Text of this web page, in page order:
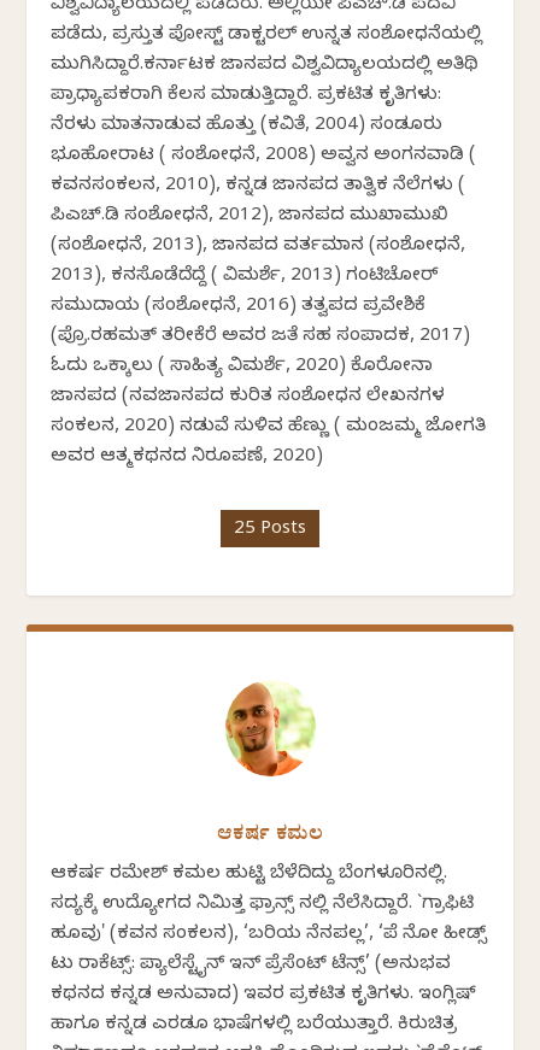
ವಿಶ್ವವಿದ್ಯಾಲಯದಲ್ಲಿ ಪಡೆದರು. ಅಲ್ಲಿಯೇ ಪಿಎಚ್.ಡಿ ಪದವಿ
ಪಡೆದು, ಪ್ರಸ್ತುತ ಪೋಸ್ಟ್ ಡಾಕ್ಟರಲ್ ಉನ್ನತ ಸಂಶೋಧನೆಯಲ್ಲಿ
ಮುಗಿಸಿದ್ದಾರೆ.ಕರ್ನಾಟಕ ಜಾನಪದ ವಿಶ್ವವಿದ್ಯಾಲಯದಲ್ಲಿ ಅತಿಥಿ
ಪ್ರಾಧ್ಯಾಪಕರಾಗಿ ಕೆಲಸ ಮಾಡುತ್ತಿದ್ದಾರೆ. ಪ್ರಕಟಿತ ಕೃತಿಗಳು:
ನೆರಳು ಮಾತನಾಡುವ ಹೊತ್ತು (ಕವಿತೆ, 2004) ಸಂಡೂರು
ಭೂಹೋರಾಟ ( ಸಂಶೋಧನೆ, 2008) ಅವ್ವನ ಅಂಗನವಾಡಿ (
ಕವನಸಂಕಲನ, 2010), ಕನ್ನಡ ಜಾನಪದ ತಾತ್ವಿಕ ನೆಲೆಗಳು (
ಪಿಎಚ್.ಡಿ ಸಂಶೋಧನೆ, 2012), ಜಾನಪದ ಮುಖಾಮುಖಿ
(ಸಂಶೋಧನೆ, 2013), ಜಾನಪದ ವರ್ತಮಾನ (ಸಂಶೋಧನೆ,
2013), ಕನಸೊಡೆದೆದ್ದೆ ( ವಿಮರ್ಶೆ, 2013) ಗಂಟಿಚೋರ್
ಸಮುದಾಯ (ಸಂಶೋಧನೆ, 2016) ತತ್ವಪದ ಪ್ರವೇಶಿಕೆ
(ಪ್ರೊ.ರಹಮತ್ ತರೀಕೆರೆ ಅವರ ಜತೆ ಸಹ ಸಂಪಾದಕ, 2017)
ಓದು ಒಕ್ಕಾಲು ( ಸಾಹಿತ್ಯ ವಿಮರ್ಶೆ, 2020) ಕೊರೋನಾ
ಜಾನಪದ (ನವಜಾನಪದ ಕುರಿತ ಸಂಶೋಧನ ಲೇಖನಗಳ
ಸಂಕಲನ, 2020) ನಡುವೆ ಸುಳಿವ ಹೆಣ್ಣು ( ಮಂಜಮ್ಮ ಜೋಗತಿ
ಅವರ ಆತ್ಮಕಥನದ ನಿರೂಪಣೆ, 2020)
25 Posts
ಆಕರ್ಷ ಕಮಲ
ಆಕರ್ಷ ರಮೇಶ್ ಕಮಲ ಹುಟ್ಟಿ ಬೆಳೆದಿದ್ದು ಬೆಂಗಳೂರಿನಲ್ಲಿ.
ಸದ್ಯಕ್ಕೆ ಉದ್ಯೋಗದ ನಿಮಿತ್ತ ಫ್ರಾನ್ಸ್ ನಲ್ಲಿ ನೆಲೆಸಿದ್ದಾರೆ. `ಗ್ರಾಫಿಟಿ
ಹೂವು' (ಕವನ ಸಂಕಲನ), ‘ಬರಿಯ ನೆನಪಲ್ಲ’, ‘ಪೆ ನೋ ಹೀಡ್ಸ್
ಟು ರಾಕೆಟ್ಸ್: ಪ್ಯಾಲೆಸ್ಟೈನ್ ಇನ್ ಪ್ರೆಸೆಂಟ್ ಟೆನ್ಸ್’ (ಅನುಭವ
ಕಥನದ ಕನ್ನಡ ಅನುವಾದ) ಇವರ ಪ್ರಕಟಿತ ಕೃತಿಗಳು. ಇಂಗ್ಲಿಷ್‌
ಹಾಗೂ ಕನ್ನಡ ಎರಡೂ ಭಾಷೆಗಳಲ್ಲಿ ಬರೆಯುತ್ತಾರೆ. ಕಿರುಚಿತ್ರ